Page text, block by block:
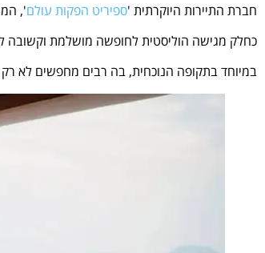
חברת התיירות היוקרתית 'ספיריט הפקות עולם',
כחלק מגישה הוליסטית לחופשה מושלמת וקשובה
במיוחד בתקופה הנוכחית, בה רבים מחפשים לא